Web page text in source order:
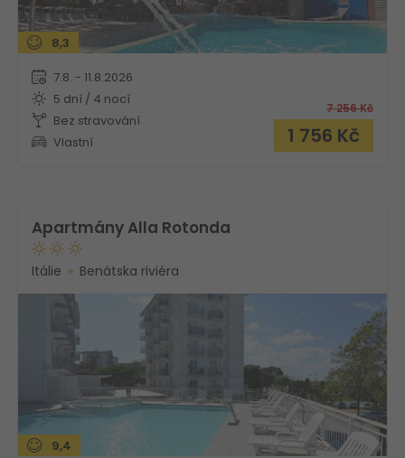
8,3
7.8. - 11.8.2026
5 dní / 4 nocí
Bez stravování
Vlastní
7 256Kč
1 756 Kč
Apartmány Alla Rotonda
Itálie Benátska riviéra
9,4